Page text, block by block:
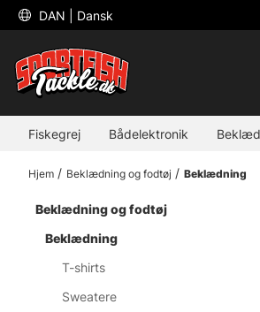
DAN | Dansk
Fiskegrej Bådelektronik
Hjem Beklædning og fodtøj Beklædning
Beklædning og fodtøj
Beklædning
T-shirts
Sweatere